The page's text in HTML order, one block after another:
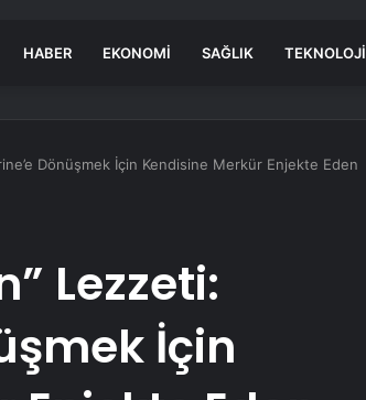
HABER EKONOMI SAĞLIK TEKNOLOJI
Dönüşmek İçin Kendisine Merkür Enjekte Eden
Lezzeti:
İçin